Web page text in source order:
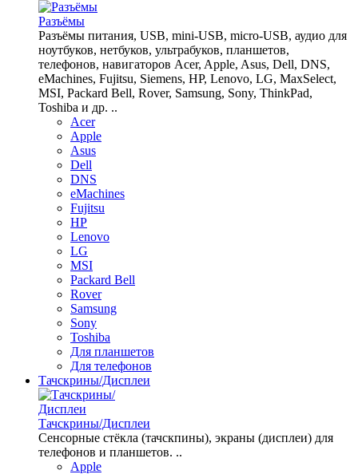
Разъёмы
Разъёмы питания, USB, mini-USB, micro-USB, аудио для
ноутбуков, нетбуков, ультрабуков, планшетов,
телефонов, навигаторов Acer, Apple, Asus, Dell, DNS,
eMachines, Fujitsu, Siemens, HP, Lenovo, LG, MaxSelect,
MSI, Packard Bell, Rover, Samsung, Sony, ThinkPad,
Toshiba и др. ..
Acer
Apple
Asus
Dell
DNS
eMachines
Fujitsu
HP
Lenovo
LG
MSI
Packard Bell
Rover
Samsung
Sony
Toshiba
Для планшетов
Для телефонов
Тачскрины/Дисплеи
Тачскрины/Дисплеи
Сенсорные стёкла (тачскпины), экраны (дисплеи) для
телефонов и планшетов. ..
Apple